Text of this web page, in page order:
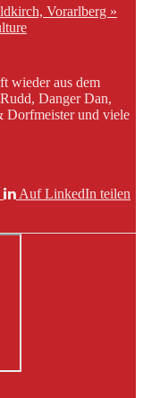
Vorarlberg »
wieder aus dem
Danger Dan,
Dorfmeister und viele
Auf LinkedIn teilen